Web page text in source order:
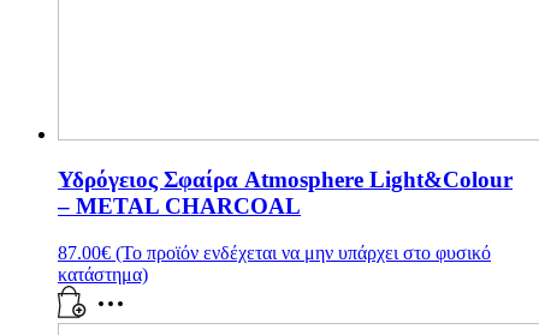
Υδρόγειος Σφαίρα Atmosphere Light&Colour
– METAL CHARCOAL
87.00€ (Το προϊόν ενδέχεται να μην υπάρχει στο φυσικό
κατάστημα)